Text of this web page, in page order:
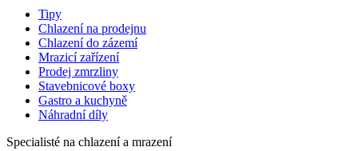
Tipy
Chlazení na prodejnu
Chlazení do zázemí
Mrazicí zařízení
Prodej zmrzliny
Stavebnicové boxy
Gastro a kuchyně
Náhradní díly
Specialisté na chlazení a mrazení